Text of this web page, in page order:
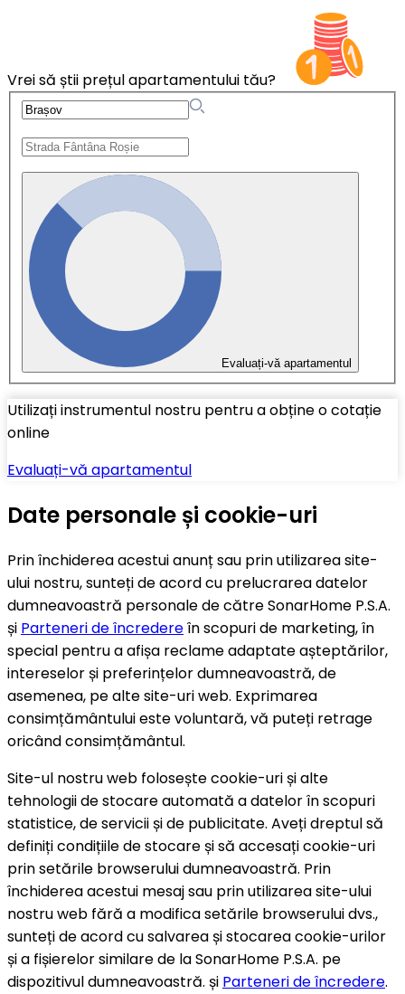
Vrei să știi prețul apartamentului tău?
Evaluați-vă apartamentul
Utilizați instrumentul nostru pentru a obține o cotație
online
Evaluați-vă apartamentul
Date personale și cookie-uri
Prin închiderea acestui anunț sau prin utilizarea site-
ului nostru, sunteți de acord cu prelucrarea datelor
dumneavoastră personale de către SonarHome P.S.A.
și Parteneri de încredereîn scopuri de marketing, în
special pentru a afișa reclame adaptate așteptărilor,
intereselor și preferințelor dumneavoastră, de
asemenea, pe alte site-uri web. Exprimarea
consimțământului este voluntară, vă puteți retrage
oricând consimțământul.
Site-ul nostru web folosește cookie-uri și alte
tehnologii de stocare automată a datelor în scopuri
statistice, de servicii și de publicitate. Aveți dreptul să
definiți condițiile de stocare și să accesați cookie-uri
prin setările browserului dumneavoastră. Prin
închiderea acestui mesaj sau prin utilizarea site-ului
nostru web fără a modifica setările browserului dvs.,
sunteți de acord cu salvarea și stocarea cookie-urilor
și a fișierelor similare de la SonarHome P.S.A. pe
dispozitivul dumneavoastră. și Parteneri de încredere.